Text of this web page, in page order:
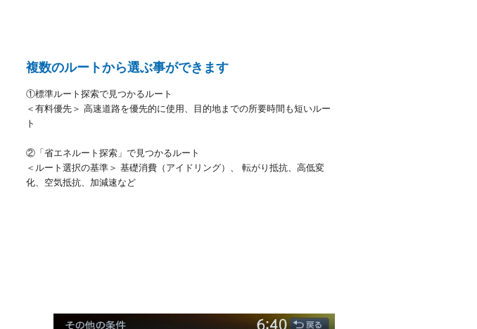
複数のルートから選ぶ事ができます
①標準ルート探索で見つかるルート
＜有料優先＞ 高速道路を優先的に使用、目的地までの所要時間も短いルー
ト
②「省エネルート探索」で見つかるルート
＜ルート選択の基準＞ 基礎消費（アイドリング）、 転がり抵抗、高低変
化、空気抵抗、加減速など